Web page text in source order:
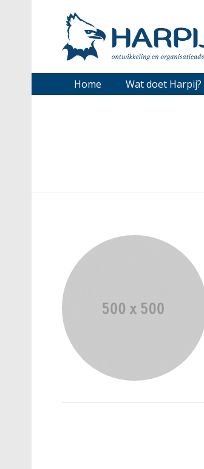
Home Wat doet Harpij?